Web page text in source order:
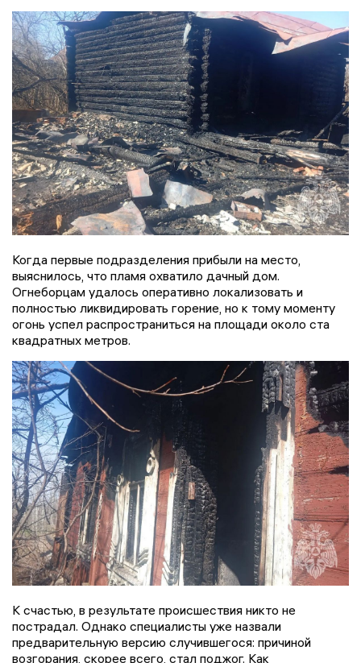
Когда первые подразделения прибыли на место,
выяснилось, что пламя охватило дачный дом.
Огнеборцам удалось оперативно локализовать и
полностью ликвидировать горение, но к тому моменту
огонь успел распространиться на площади около ста
квадратных метров.
К счастью, в результате происшествия никто не
пострадал. Однако специалисты уже назвали
предварительную версию случившегося: причиной
возгорания, скорее всего, стал поджог. Как